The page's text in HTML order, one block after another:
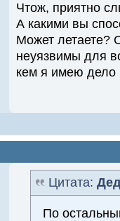
Чтож, приятно
А какими вы
Может летаете?
неуязвимы для
кем я имею дело
Цитата:
По